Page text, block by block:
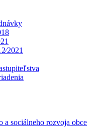
a sociálneho rozvoja obce